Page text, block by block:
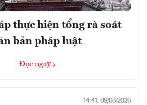
thực hiện tổng rà soát
bản pháp luật
Đọc ngay
14:41, 09/08/2026